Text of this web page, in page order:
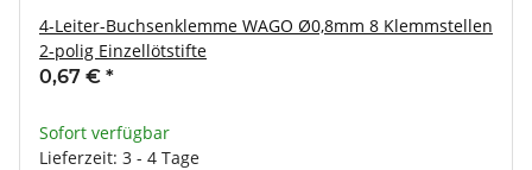
4-Leiter-Buchsenklemme WAGO Ø0,8mm 8 Klemmstellen
2-polig Einzellötstifte
0,67 € *
Sofort verfügbar
Lieferzeit: 3 - 4 Tage